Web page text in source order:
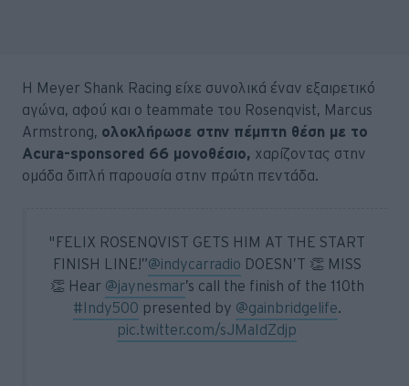
Η Meyer Shank Racing είχε συνολικά έναν εξαιρετικό
αγώνα, αφού και ο teammate του Rosenqvist, Marcus
Armstrong, ολοκλήρωσε στην πέμπτη θέση με το
Acura-sponsored 66 μονοθέσιο, χαρίζοντας στην
ομάδα διπλή παρουσία στην πρώτη πεντάδα.
"FELIX ROSENQVIST GETS HIM AT THE START
FINISH LINE!”@indycarradio DOESN’T 👏 MISS
👏 Hear @jaynesmar’s call the finish of the 110th
#Indy500 presented by @gainbridgelife.
pic.twitter.com/sJMaIdZdjp